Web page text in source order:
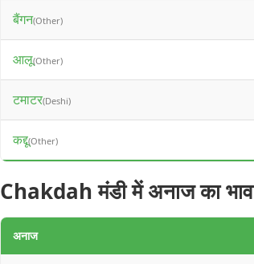
बैंगन(Other)
आलू(Other)
टमाटर(Deshi)
कद्दू(Other)
Chakdah मंडी में अनाज का भाव
अनाज